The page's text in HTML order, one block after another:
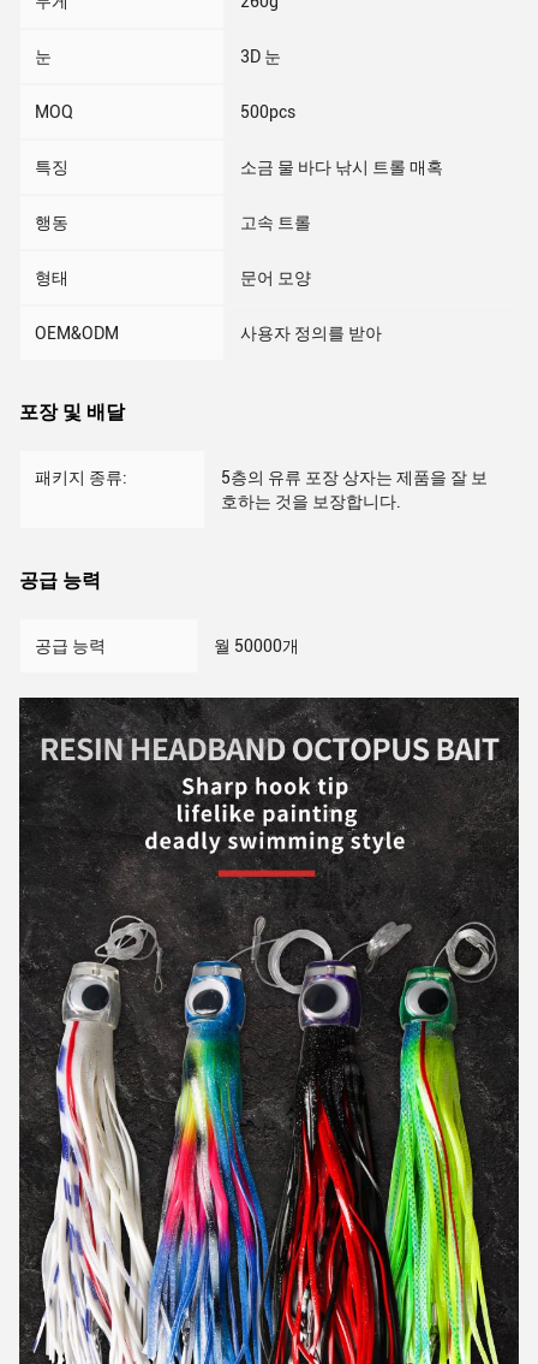
눈 3D 눈
MOQ 500pcs
특징 소금 물 바다 낚시 트롤 매혹
행동 고속 트롤
형태 문어 모양
OEM&ODM 사용자 정의를 받아
포장 및 배달
패키지 종류:
5층의 유류 포장 상자는 제품을 잘 보
호하는 것을 보장합니다.
공급 능력
공급 능력 월 50000개